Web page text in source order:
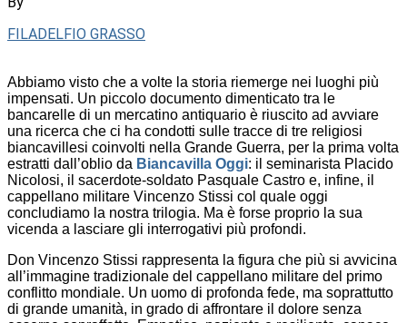
FILADELFIO GRASSO
Abbiamo visto che a volte la storia riemerge nei luoghi più
impensati. Un piccolo documento dimenticato tra le
bancarelle di un mercatino antiquario è riuscito ad avviare
una ricerca che ci ha condotti sulle tracce di tre religiosi
biancavillesi coinvolti nella Grande Guerra, per la prima volta
estratti dall’oblio da Biancavilla Oggi: il seminarista Placido
Nicolosi, il sacerdote-soldato Pasquale Castro e, infine, il
cappellano militare Vincenzo Stissi col quale oggi
concludiamo la nostra trilogia. Ma è forse proprio la sua
vicenda a lasciare gli interrogativi più profondi.
Don Vincenzo Stissi rappresenta la figura che più si avvicina
all’immagine tradizionale del cappellano militare del primo
conflitto mondiale. Un uomo di profonda fede, ma soprattutto
di grande umanità, in grado di affrontare il dolore senza